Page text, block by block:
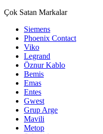
Çok Satan Markalar
Siemens
Phoenix Contact
Viko
Legrand
Öznur Kablo
Bemis
Emas
Entes
Gwest
Grup Arge
Mavili
Metop